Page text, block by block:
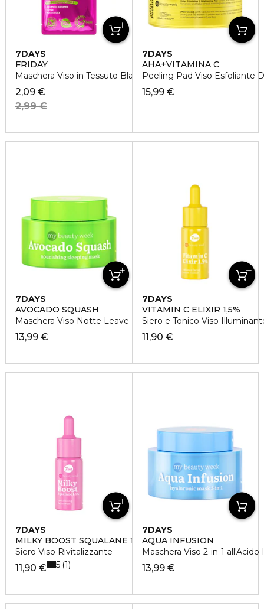
7DAYS
FRIDAY
Maschera Viso in Tessuto Blazing - Illuminante
2,09 €
2,99 €
7DAYS
AHA+VITAMINA C
Peeling Pad Viso Esfoliante
15,99 €
7DAYS
AVOCADO SQUASH
Maschera Viso Notte Leave-in
13,99 €
7DAYS
VITAMIN C ELIXIR 1,5%
Siero e Tonico Viso
11,90 €
7DAYS
MILKY BOOST SQUALANE 1,5%
Siero Viso Rivitalizzante
11,90 € 5 1
7DAYS
AQUA INFUSION
Maschera Viso 2-in-1 all'Acido
13,99 €